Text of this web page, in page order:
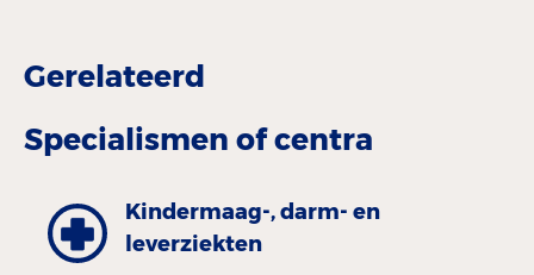
Gerelateerd
Specialismen of centra
Kinder­maag-, darm- en
leverziekten